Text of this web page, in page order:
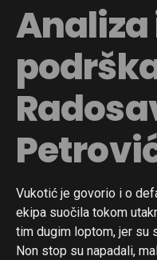
Analiza
Vukotić je govorio i o
ekipa suočila tokom
tim dugim loptom, jer su
Non stop su napadali,